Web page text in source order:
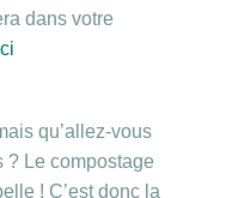
dans votre
qu’allez-vous
? Le compostage
! C’est donc la